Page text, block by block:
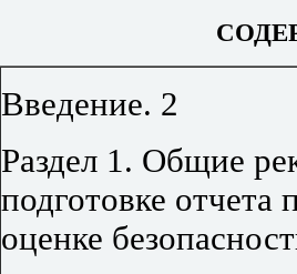
Введение. 2
Раздел 1. Общие
подготовке отчета
оценке